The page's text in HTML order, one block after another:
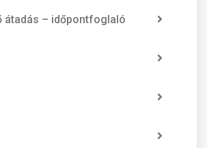
átadás – időpontfoglaló